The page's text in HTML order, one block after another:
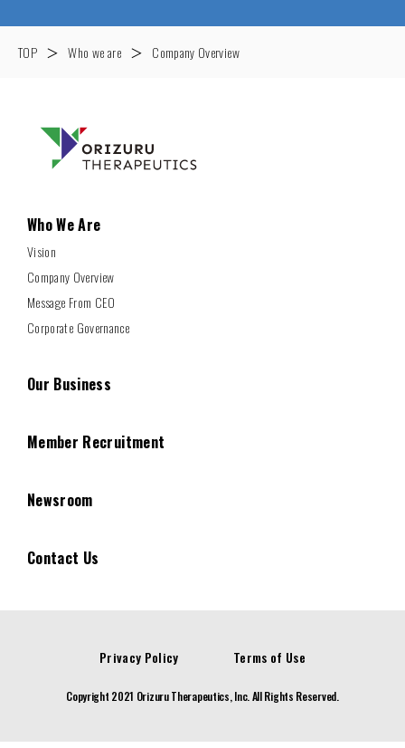
TOP ＞ Who we are ＞ Company Overview
Who We Are
Vision
Company Overview
Message From CEO
Corporate Governance
Our Business
Member Recruitment
Newsroom
Contact Us
Privacy Policy Terms of Use
Copyright 2021 Orizuru Therapeutics, Inc. All Rights Reserved.